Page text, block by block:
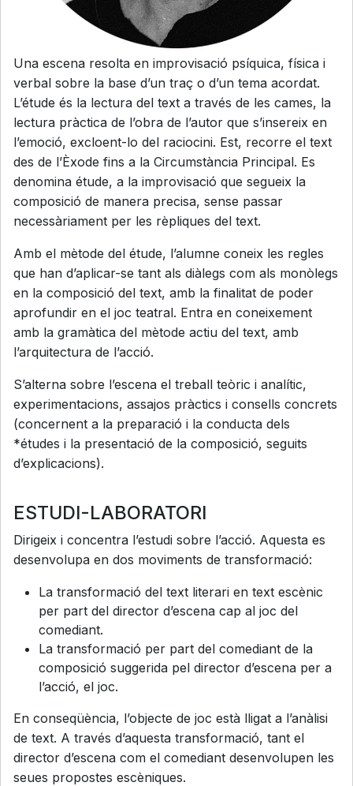
Una escena resolta en improvisació psíquica, física i
verbal sobre la base d’un traç o d’un tema acordat.
L’étude és la lectura del text a través de les cames, la
lectura pràctica de l’obra de l’autor que s’insereix en
l’emoció, excloent-lo del raciocini. Est, recorre el text
des de l’Èxode fins a la Circumstància Principal. Es
denomina étude, a la improvisació que segueix la
composició de manera precisa, sense passar
necessàriament per les rèpliques del text.
Amb el mètode del étude, l’alumne coneix les regles
que han d’aplicar-se tant als diàlegs com als monòlegs
en la composició del text, amb la finalitat de poder
aprofundir en el joc teatral. Entra en coneixement
amb la gramàtica del mètode actiu del text, amb
l’arquitectura de l’acció.
S’alterna sobre l’escena el treball teòric i analític,
experimentacions, assajos pràctics i consells concrets
(concernent a la preparació i la conducta dels
*études i la presentació de la composició, seguits
d’explicacions).
ESTUDI-LABORATORI
Dirigeix i concentra l’estudi sobre l’acció. Aquesta es
desenvolupa en dos moviments de transformació:
La transformació del text literari en text escènic
per part del director d’escena cap al joc del
comediant.
La transformació per part del comediant de la
composició suggerida pel director d’escena per a
l’acció, el joc.
En conseqüència, l’objecte de joc està lligat a l’anàlisi
de text. A través d’aquesta transformació, tant el
director d’escena com el comediant desenvolupen les
seues propostes escèniques.